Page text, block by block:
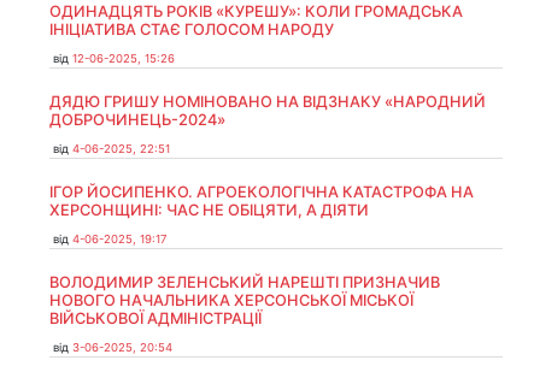
ОДИНАДЦЯТЬ РОКІВ «КУРЕШУ»: КОЛИ ГРОМАДСЬКА
ІНІЦІАТИВА СТАЄ ГОЛОСОМ НАРОДУ
від 12-06-2025, 15:26
ДЯДЮ ГРИШУ НОМІНОВАНО НА ВІДЗНАКУ «НАРОДНИЙ
ДОБРОЧИНЕЦЬ-2024»
від 4-06-2025, 22:51
ІГОР ЙОСИПЕНКО. АГРОЕКОЛОГІЧНА КАТАСТРОФА НА
ХЕРСОНЩИНІ: ЧАС НЕ ОБІЦЯТИ, А ДІЯТИ
від 4-06-2025, 19:17
ВОЛОДИМИР ЗЕЛЕНСЬКИЙ НАРЕШТІ ПРИЗНАЧИВ
НОВОГО НАЧАЛЬНИКА ХЕРСОНСЬКОЇ МІСЬКОЇ
ВІЙСЬКОВОЇ АДМІНІСТРАЦІЇ
від 3-06-2025, 20:54